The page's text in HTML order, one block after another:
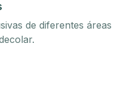
de diferentes áreas